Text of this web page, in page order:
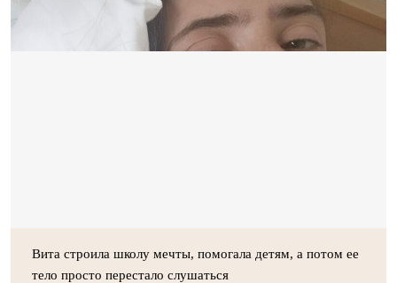
Вита строила школу мечты, помогала детям, а потом ее
тело просто перестало слушаться